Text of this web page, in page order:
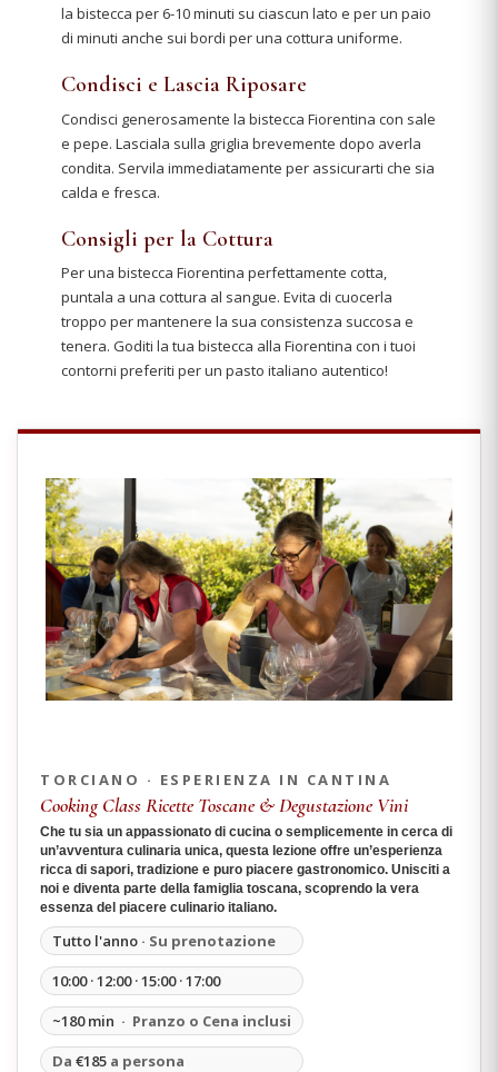
la bistecca per 6-10 minuti su ciascun lato e per un paio
di minuti anche sui bordi per una cottura uniforme.
Condisci e Lascia Riposare
Condisci generosamente la bistecca Fiorentina con sale
e pepe. Lasciala sulla griglia brevemente dopo averla
condita. Servila immediatamente per assicurarti che sia
calda e fresca.
Consigli per la Cottura
Per una bistecca Fiorentina perfettamente cotta,
puntala a una cottura al sangue. Evita di cuocerla
troppo per mantenere la sua consistenza succosa e
tenera. Goditi la tua bistecca alla Fiorentina con i tuoi
contorni preferiti per un pasto italiano autentico!
TORCIANO · ESPERIENZA IN CANTINA
Cooking Class Ricette Toscane & Degustazione Vini
Che tu sia un appassionato di cucina o semplicemente in cerca di
un’avventura culinaria unica, questa lezione offre un’esperienza
ricca di sapori, tradizione e puro piacere gastronomico. Unisciti a
noi e diventa parte della famiglia toscana, scoprendo la vera
essenza del piacere culinario italiano.
Tutto l'anno · Su prenotazione
10:00 · 12:00 · 15:00 · 17:00
~180 min · Pranzo o Cena inclusi
Da €185 a persona